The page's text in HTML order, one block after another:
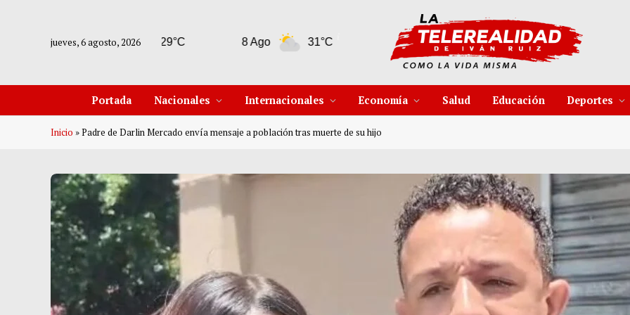
jueves, 6 agosto, 2026
7 Ago 29°C 31°C 31°C 10 Ago 32°C
Portada Nacionales Internacionales Economía Salud Educación Deportes
Inicio »Padre de Darlin Mercado envía mensaje a población tras muerte de su hijo